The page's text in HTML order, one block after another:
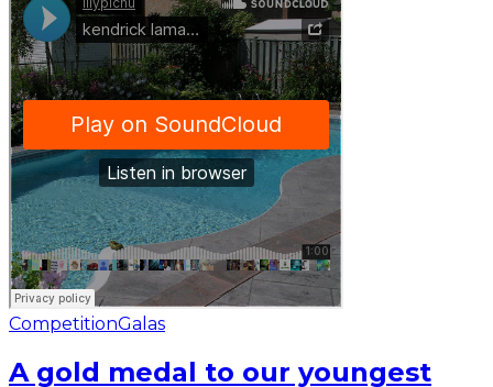
CompetitionGalas
A gold medal to our youngest